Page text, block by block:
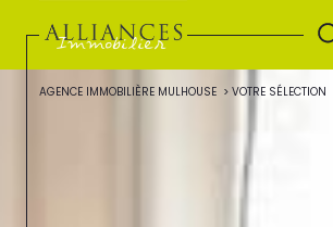
AGENCE IMMOBILIÈRE MULHOUSE VOTRE SÉLECTION